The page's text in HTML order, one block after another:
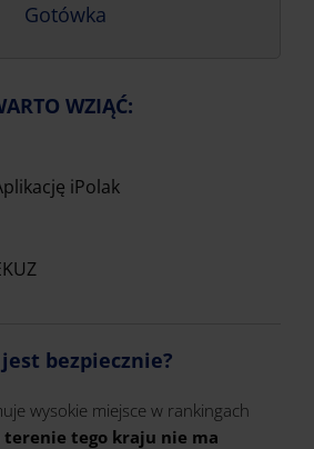
Gotówka
WZIĄĆ:
iPolak
bezpiecznie?
wysokie miejsce w rankingach
terenie tego kraju nie ma